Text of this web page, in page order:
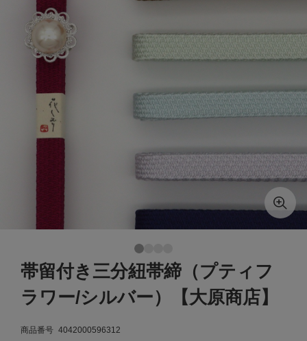
帯留付き三分紐帯締（プティフ
ラワー/シルバー）【大原商店】
商品番号 4042000596312